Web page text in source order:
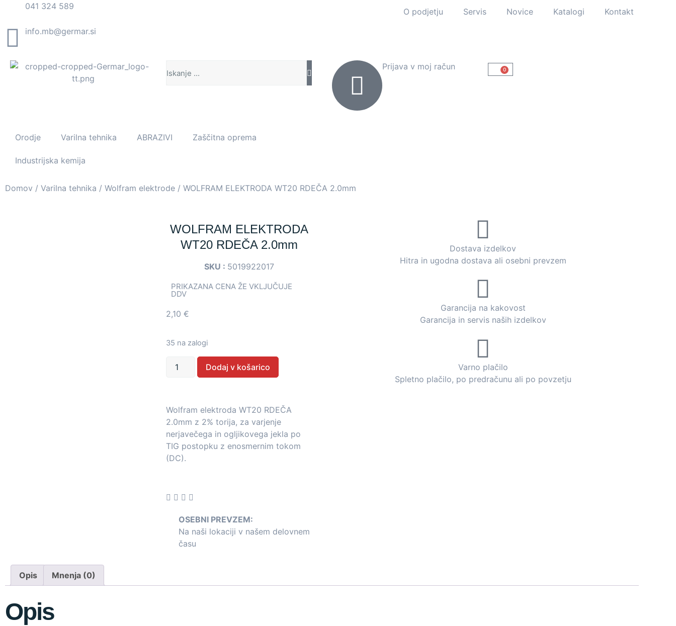
041 324 589
info.mb@germar.si
O podjetju Servis Novice Katalogi Kontakt
Prijava v moj račun 0
Orodje Varilna tehnika ABRAZIVI Zaščitna oprema
Industrijska kemija
Domov / Varilna tehnika / Wolfram elektrode / WOLFRAM ELEKTRODA WT20 RDEČA 2.0mm
WOLFRAM ELEKTRODA
WT20 RDEČA 2.0mm
SKU : 5019922017
PRIKAZANA CENA ŽE VKLJUČUJE
DDV
2,10 €
35 na zalogi
Dodaj v košarico
Wolfram elektroda WT20 RDEČA
2.0mm z 2% torija, za varjenje
nerjavečega in ogljikovega jekla po
TIG postopku z enosmernim tokom
(DC).
OSEBNI PREVZEM:
Na naši lokaciji v našem delovnem
času
Dostava izdelkov
Hitra in ugodna dostava ali osebni prevzem
Garancija na kakovost
Garancija in servis naših izdelkov
Varno plačilo
Spletno plačilo, po predračunu ali po povzetju
Opis Mnenja (0)
Opis